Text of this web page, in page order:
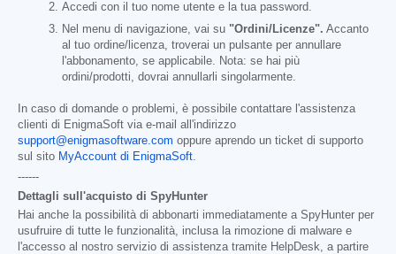
Accedi con il tuo nome utente e la tua password.
Nel menu di navigazione, vai su "Ordini/Licenze". Accanto
al tuo ordine/licenza, troverai un pulsante per annullare
l'abbonamento, se applicabile. Nota: se hai più
ordini/prodotti, dovrai annullarli singolarmente.
In caso di domande o problemi, è possibile contattare l'assistenza
clienti di EnigmaSoft via e-mail all'indirizzo
support@enigmasoftware.com oppure aprendo un ticket di supporto
sul sito MyAccount di EnigmaSoft
------
Dettagli sull'acquisto di SpyHunter
Hai anche la possibilità di abbonarti immediatamente a SpyHunter per
usufruire di tutte le funzionalità, inclusa la rimozione di malware e
l'accesso al nostro servizio di assistenza tramite HelpDesk, a partire